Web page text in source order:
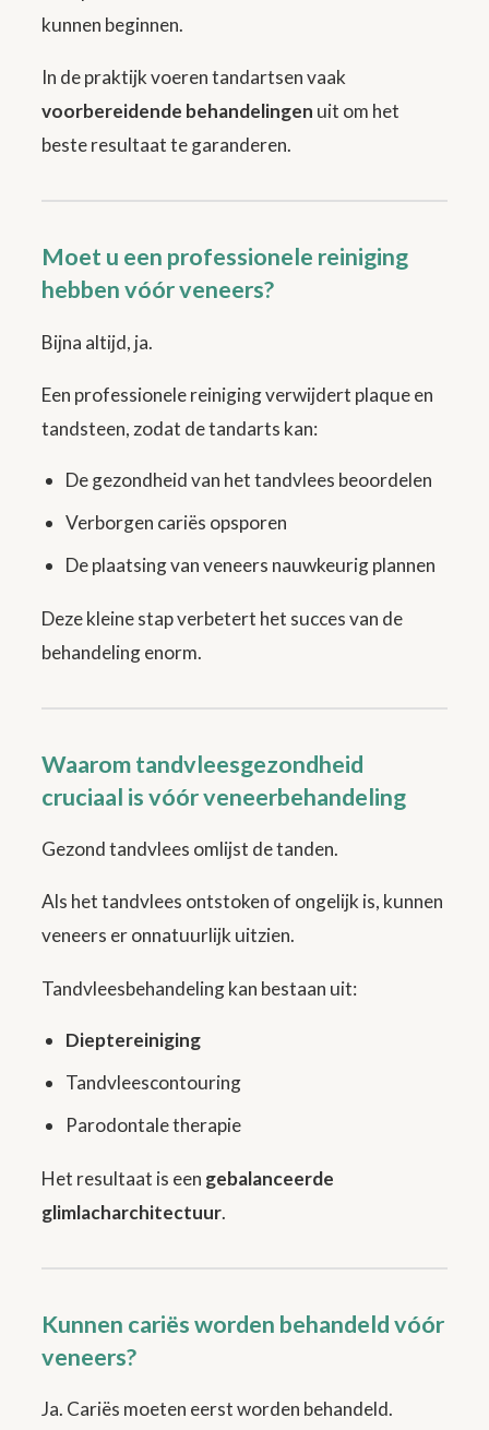
kunnen beginnen.
In de praktijk voeren tandartsen vaak
voorbereidende behandelingen uit om het
beste resultaat te garanderen.
Moet u een professionele reiniging
hebben vóór veneers?
Bijna altijd, ja.
Een professionele reiniging verwijdert plaque en
tandsteen, zodat de tandarts kan:
De gezondheid van het tandvlees beoordelen
Verborgen cariës opsporen
De plaatsing van veneers nauwkeurig plannen
Deze kleine stap verbetert het succes van de
behandeling enorm.
Waarom tandvleesgezondheid
cruciaal is vóór veneerbehandeling
Gezond tandvlees omlijst de tanden.
Als het tandvlees ontstoken of ongelijk is, kunnen
veneers er onnatuurlijk uitzien.
Tandvleesbehandeling kan bestaan uit:
Dieptereiniging
Tandvleescontouring
Parodontale therapie
Het resultaat is een gebalanceerde
glimlacharchitectuur.
Kunnen cariës worden behandeld vóór
veneers?
Ja. Cariës moeten eerst worden behandeld.